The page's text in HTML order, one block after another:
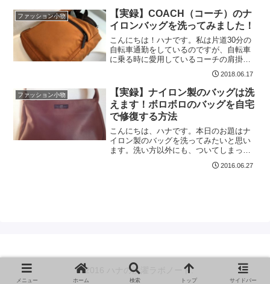
ファッション小物
【実録】COACH（コーチ）のナ
イロンバッグを洗ってみました！
こんにちは！ハナです。私は片道30分の
自転車通勤をしているのですが、自転車
に乗る時に愛用しているコーチの肩掛け
バッグの傷みが目立ってきたので、リペ
アしてみることにしました。本日は、傷
ついたナイロンの傷を目立たなくする方
法などを試してみたいと...
2018.06.17
ファッション小物
【実録】ナイロン製のバッグは洗
えます！ボロボロのバッグを自宅
で修復する方法
こんにちは、ハナです。本日のお題はナ
イロン製のバッグを洗ってみたいと思い
ます。洗い方以外にも、ついてしまった
傷を目立たなくする方法など、書いてい
きます。お時間よろしければ、最後まで
2016.06.27
© 2016 ハナの洗濯ラボノート.
メニュー ホーム 検索 トップ サイドバー